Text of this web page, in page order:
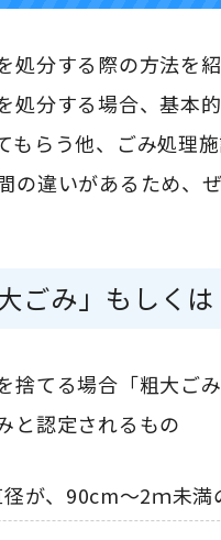
処分する際の方法を紹
処分する場合、基本
もらう他、ごみ処理
の違いがあるため、
ごみ」もしく
捨てる場合「粗大ご
と認定されるもの
が、90cm～2ｍ未満